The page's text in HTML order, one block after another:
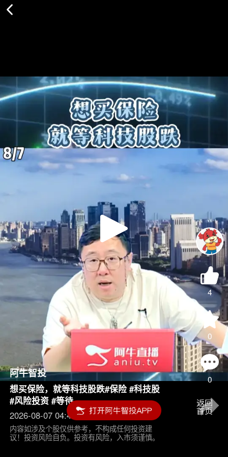
Play
Video
4
0
0
阿牛智投
想买保险，就等科技股跌#保险 #科技股
#风险投资 #等待
2026-08-07 04:45
内容如涉及个股仅供参考，不构成任何投资建
议！投资风险自负。投资有风险，入市须谨慎。